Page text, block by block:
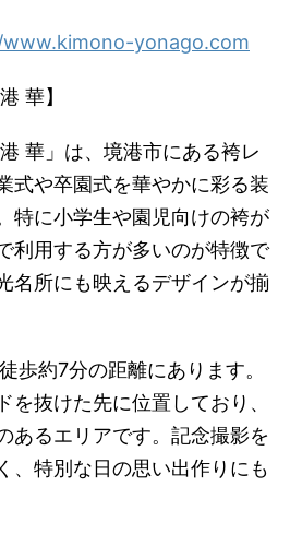
yonago.com
華】
華」は、境港市にある袴レ
式や卒園式を華やかに彩る装
特に小学生や園児向けの袴が
利用する方が多いのが特徴で
名所にも映えるデザインが揃
歩約7分の距離にあります。
を抜けた先に位置しており、
あるエリアです。記念撮影を
、特別な日の思い出作りにも